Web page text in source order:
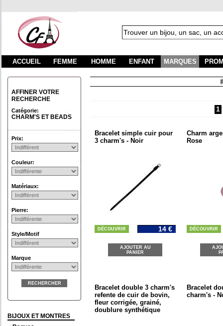
ACCUEIL FEMME HOMME ENFANT MARQUES
AFFINER VOTRE
RECHERCHE
Catégorie:
CHARM'S ET BEADS
Prix:
Couleur:
Matériaux:
Pierre:
Style/Motif
Marque
RECHERCHER
BIJOUX ET MONTRES
1
Bracelet simple cuir pour
3 charm's - Noir
DÉCOUVRIR 14 €
AJOUTER AU
PANIER
Charm
Rose
DÉCOUVRIR
Bracelet double 3 charm's
refente de cuir de bovin,
fleur corrigée, grainé,
doublure synthétique
Bracelet
charm's -